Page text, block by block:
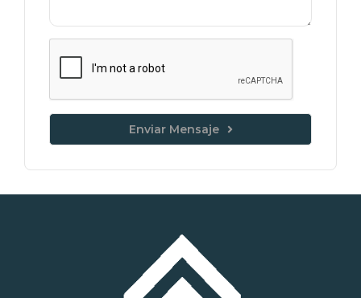
Enviar Mensaje